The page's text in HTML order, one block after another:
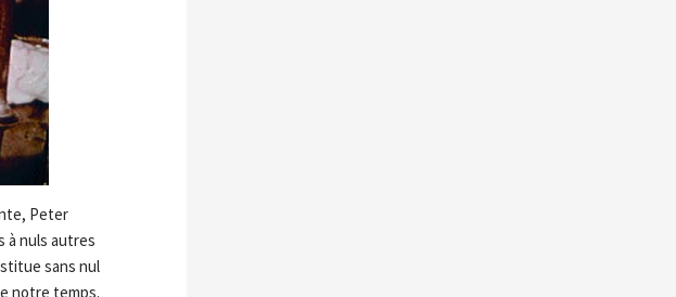
Peter
à nuls autres
sans nul
notre temps.